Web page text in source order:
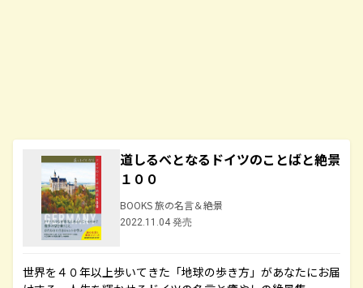
道しるべとなるドイツのことばと絶景
１００
BOOKS 旅の名言＆絶景
2022.11.04 発売
世界を４０年以上歩いてきた「地球の歩き方」があなたにお届